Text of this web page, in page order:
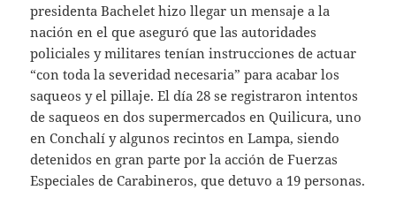
presidenta Bachelet hizo llegar un mensaje a la
nación en el que aseguró que las autoridades
policiales y militares tenían instrucciones de actuar
“con toda la severidad necesaria” para acabar los
saqueos y el pillaje. El día 28 se registraron intentos
de saqueos en dos supermercados en Quilicura, uno
en Conchalí y algunos recintos en Lampa, siendo
detenidos en gran parte por la acción de Fuerzas
Especiales de Carabineros, que detuvo a 19 personas.